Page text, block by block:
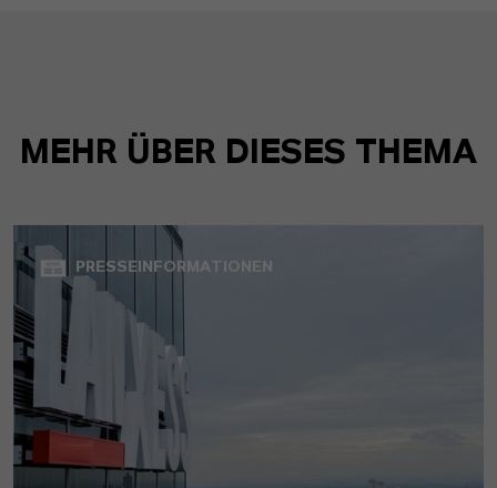
MEHR ÜBER DIESES THEMA
PRESSEINFORMATIONEN